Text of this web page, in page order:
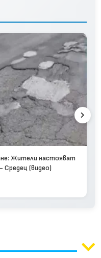
Жители настояват
(видео)